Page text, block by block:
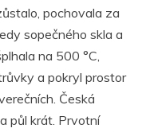
pochovala za
sopečného skla a
na 500 °C,
a pokryl prostor
Česká
půl krát. Prvotní